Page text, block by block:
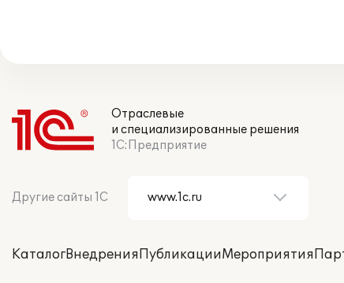
Отраслевые
и специализированные решения
1С:Предприятие
Другие сайты 1С
КаталогВнедренияПубликацииМероприятия